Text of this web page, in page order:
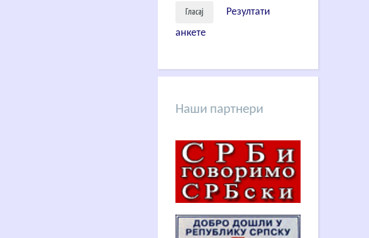
Резултати
анкете
Наши партнери